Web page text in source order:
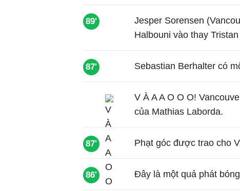
89'
Jesper Sorensen
Halbouni vào thay
87' Sebastian Berhalter có
V À A A O O O!
của Mathias Laborda.
87' Phạt góc được trao cho
86' Đây là một quả phát